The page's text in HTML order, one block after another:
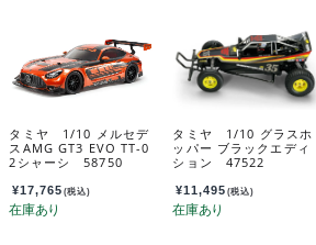
タミヤ 1/10 メルセデ
スAMG GT3 EVO TT-0
2シャーシ 58750
¥17,765 (税込)
タミヤ 1/10 グラスホ
ッパー ブラックエディ
ション 47522
¥11,495 (税込)